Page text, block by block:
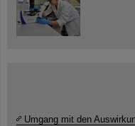
Umgang mit den